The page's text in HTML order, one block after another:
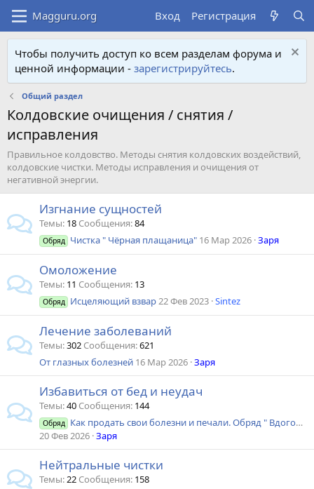
Вход Регистрация
Чтобы получить доступ ко всем разделам форума и
ценной информации - зарегистрируйтесь.
Общий раздел
Колдовские очищения / снятия /
исправления
Правильное колдовство. Методы снятия колдовских воздействий,
колдовские чистки. Методы исправления и очищения от
негативной энергии.
Изгнание сущностей
Темы 18 Сообщения 84
Обряд Чистка " Чёрная плащаница" 16 Мар 2026 Заря
Омоложение
Темы 11 Сообщения 13
Обряд Исцеляющий взвар22 Фев 2023 Sintez
Лечение заболеваний
Темы 302 Сообщения 621
От глазных болезней 16 Мар 2026 Заря
Избавиться от бед и неудач
Темы 40 Сообщения 144
Обряд Как продать свои болезни и печали. Обряд " Вдогонку"
20 Фев 2026 Заря
Нейтральные чистки
Темы 22 Сообщения 158